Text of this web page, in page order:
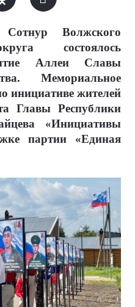
Волжского
состоялось
Аллеи Славы
Мемориальное
инициативе жителей
Главы Республики
«Инициативы
партии «Единая